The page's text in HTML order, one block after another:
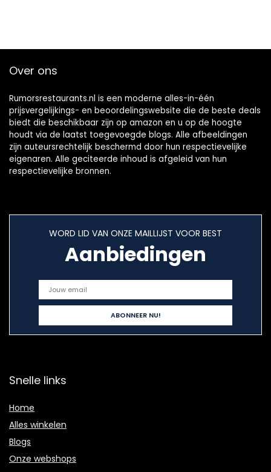
Over ons
Rumorsrestaurants.nl is een moderne alles-in-één
prijsvergelijkings- en beoordelingswebsite die de beste deals
biedt die beschikbaar zijn op amazon en u op de hoogte
houdt via de laatst toegevoegde blogs. Alle afbeeldingen
zijn auteursrechtelijk beschermd door hun respectievelijke
eigenaren. Alle geciteerde inhoud is afgeleid van hun
respectievelijke bronnen.
WORD LID VAN ONZE MAILLIJST VOOR BEST
Aanbiedingen
Snelle links
Home
Alles winkelen
Blogs
Onze webshops